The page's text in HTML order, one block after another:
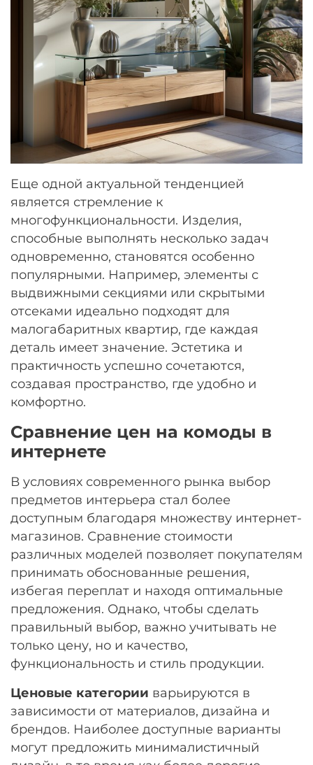
Еще одной актуальной тенденцией
является стремление к
многофункциональности. Изделия,
способные выполнять несколько задач
одновременно, становятся особенно
популярными. Например, элементы с
выдвижными секциями или скрытыми
отсеками идеально подходят для
малогабаритных квартир, где каждая
деталь имеет значение. Эстетика и
практичность успешно сочетаются,
создавая пространство, где удобно и
комфортно.
Сравнение цен на комоды в
интернете
В условиях современного рынка выбор
предметов интерьера стал более
доступным благодаря множеству интернет-
магазинов. Сравнение стоимости
различных моделей позволяет покупателям
принимать обоснованные решения,
избегая переплат и находя оптимальные
предложения. Однако, чтобы сделать
правильный выбор, важно учитывать не
только цену, но и качество,
функциональность и стиль продукции.
Ценовые категории варьируются в
зависимости от материалов, дизайна и
брендов. Наиболее доступные варианты
могут предложить минималистичный